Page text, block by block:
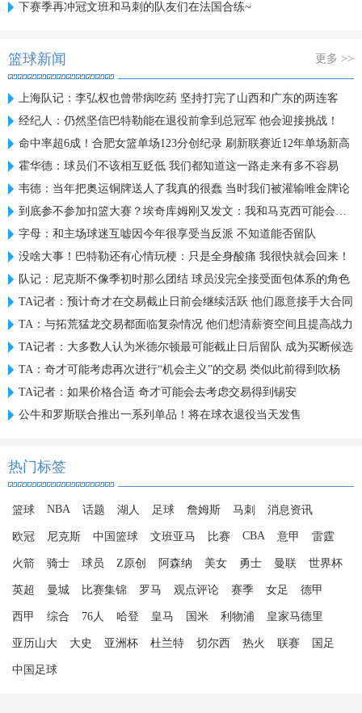
下赛季再冲冠文班和马刺的队友们在法国合练~
篮球新闻 更多 >>
上海队记：李弘权也曾带病吃药 坚持打完了山西和广东的两连客
经纪人：仍然坚信巴特勒能在退役前拿到总冠军 他会迎接挑战！
命中率超6成！合肥女篮单场123分创纪录 刷新联赛近12年单场新高
霍华德：球员们不该相互贬低 我们都知道这一路走来有多不容易
韦德：当年把奥运铜牌送人了我真的很蠢 当时我们被灌输唯金牌论
到底参不参加扣篮大赛？埃奇库姆刚又发文：我和马克西可能会参加
字母：和主场球迷互嘘因今年很享受当反派 不知道能否留队
没啥大事！巴特勒还有心情玩梗：只是全身酸痛 我很快就会回来！
队记：尼克斯不像季初时那么团结 球员没完全接受面包体系的角色
TA记者：预计奇才在交易截止日前会继续活跃 他们愿意接手大合同
TA：与拓荒猛龙交易都面临复杂情况 他们想清薪资空间且提高战力
TA记者：大多数人认为米德尔顿最可能截止日后留队 成为买断候选
TA：奇才可能考虑再次进行“机会主义”的交易 类似此前得到吹杨
TA记者：如果价格合适 奇才可能会去考虑交易得到锡安
公牛和罗斯联合推出一系列单品！将在球衣退役当天发售
热门标签
篮球 NBA 话题 湖人 足球 詹姆斯 马刺 消息资讯
欧冠 尼克斯 中国篮球 文班亚马 比赛 CBA 意甲 雷霆
火箭 骑士 球员 Z原创 阿森纳 美女 勇士 曼联 世界杯
英超 曼城 比赛集锦 罗马 观点评论 赛季 女足 德甲
西甲 综合 76人 哈登 皇马 国米 利物浦 皇家马德里
亚历山大 大史 亚洲杯 杜兰特 切尔西 热火 联赛 国足
中国足球